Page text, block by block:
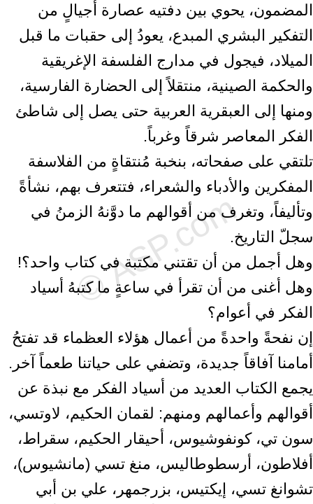
المضمون، يحوي بين دفتيه عصارة أجيالٍ من
التفكير البشري المبدع، يعودُ إلى حقبات ما قبل
الميلاد، فيجول في مدارج الفلسفة الإغريقية
والحكمة الصينية، منتقلاً إلى الحضارة الفارسية،
ومنها إلى العبقرية العربية حتى يصل إلى شاطئ
الفكر المعاصر شرقاً وغرباً.
تلتقي على صفحاته، بنخبة مُنتقاةٍ من الفلاسفة
المفكرين والأدباء والشعراء، فتتعرف بهم، نشأةً
وتأليفاً، وتغرف من أقوالهم ما دوَّنهُ الزمنُ في
سجلّ التاريخ.
وهل أجمل من أن تقتني مكتبة في كتاب واحد؟!
وهل أغنى من أن تقرأ في ساعةٍ ما كتبهُ أسياد
الفكر في أعوام؟
إن نفحةً واحدةً من أعمال هؤلاء العظماء قد تفتحُ
أمامنا آفاقاً جديدة، وتضفي على حياتنا طعماً آخر.
يجمع الكتاب العديد من أسياد الفكر مع نبذة عن
أقوالهم وأعمالهم ومنهم: لقمان الحكيم، لاوتسي،
سون تي، كونفوشيوس، أحيقار الحكيم، سقراط،
أفلاطون، أرسطوطاليس، منغ تسي (مانشيوس)،
تشوانغ تسي، إيكتيس، بزرجمهر، علي بن أبي